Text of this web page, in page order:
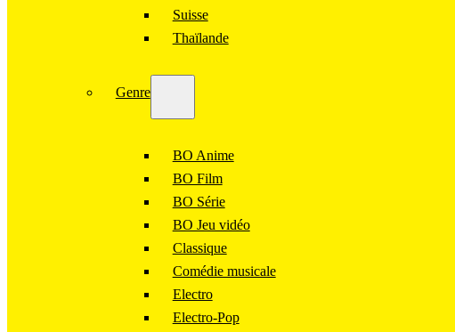
Suisse
Thaïlande
Genre
BO Anime
BO Film
BO Série
BO Jeu vidéo
Classique
Comédie musicale
Electro
Electro-Pop